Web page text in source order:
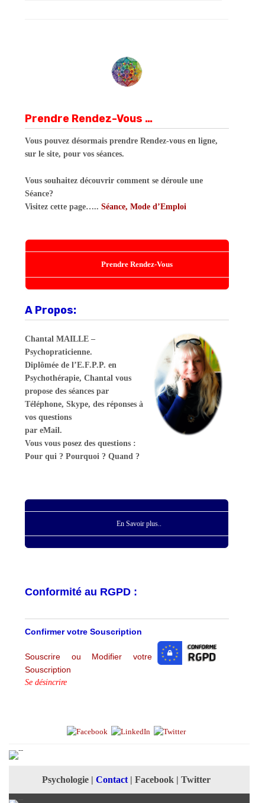
Prendre Rendez-Vous …
Vous pouvez désormais prendre Rendez-vous en ligne,
sur le site, pour vos séances.
Vous souhaitez découvrir comment se déroule une
Séance?
Visitez cette page…..Séance, Mode d’Emploi
Prendre Rendez-Vous
A Propos:
Chantal MAILLE –
Psychopraticienne.
Diplômée de l’E.F.P.P. en
Psychothérapie, Chantal vous
propose des séances par
Téléphone, Skype, des réponses à
vos questions
par eMail.
Vous vous posez des questions :
Pour qui ? Pourquoi ? Quand ?
En Savoir plus..
Conformité au RGPD :
Confirmer votre Souscription
Souscrire ou Modifier votre
Souscription
Se désincrire
Psychologie| Contact| Facebook| Twitter